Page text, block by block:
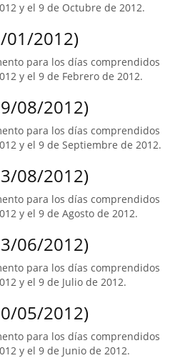
y el 9 de Octubre de 2012.
01/2012)
para los días comprendidos
y el 9 de Febrero de 2012.
08/2012)
para los días comprendidos
y el 9 de Septiembre de 2012.
08/2012)
para los días comprendidos
y el 9 de Agosto de 2012.
06/2012)
para los días comprendidos
y el 9 de Julio de 2012.
05/2012)
para los días comprendidos
y el 9 de Junio de 2012.